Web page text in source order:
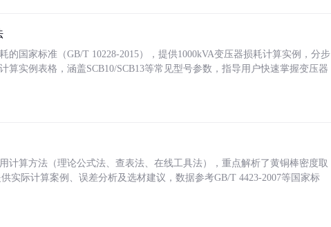
国家标准（GB/T 10228-2015），提供1000kVA变压器损耗计算实例，分步
算实例表格，涵盖SCB10/SCB13等常见型号参数，指导用户快速掌握变压器
计算方法（理论公式法、查表法、在线工具法），重点解析了黄铜棒密度取
实际计算案例、误差分析及选材建议，数据参考GB/T 4423-2007等国家标